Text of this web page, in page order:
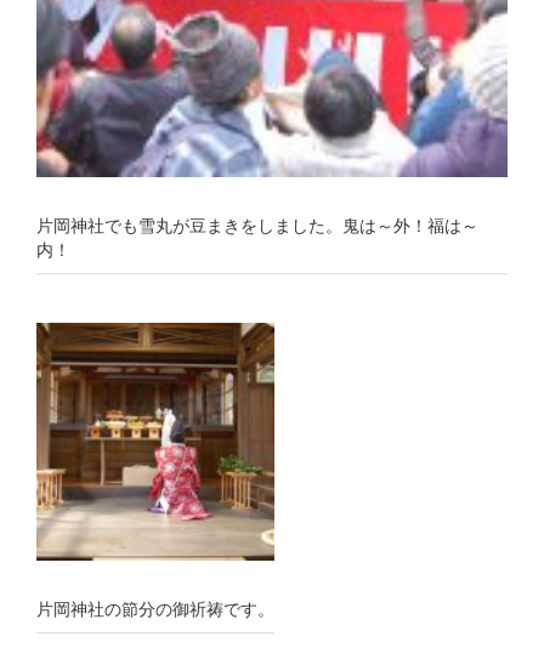
片岡神社でも雪丸が豆まきをしました。鬼は～外！福は～
内！
片岡神社の節分の御祈祷です。